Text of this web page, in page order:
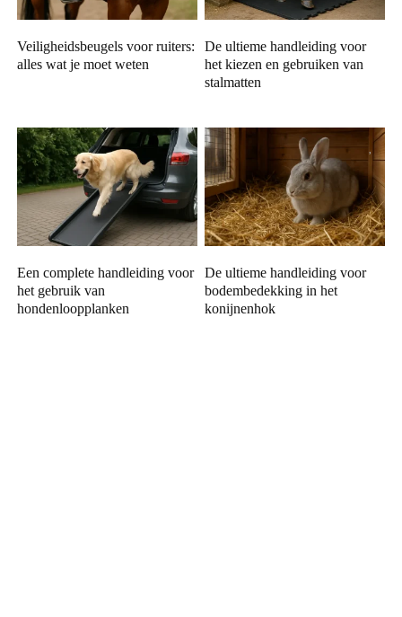
Veiligheidsbeugels voor ruiters:
alles wat je moet weten
De ultieme handleiding voor
het kiezen en gebruiken van
stalmatten
Een complete handleiding voor
het gebruik van
hondenloopplanken
De ultieme handleiding voor
bodembedekking in het
konijnenhok